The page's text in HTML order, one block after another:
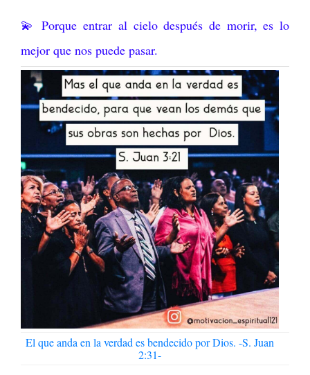
💫 Porque entrar al cielo después de morir, es lo
mejor que nos puede pasar.
El que anda en la verdad es bendecido por Dios. -S. Juan
2:31-